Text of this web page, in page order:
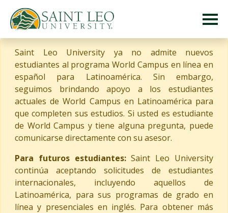
Saint Leo University ya no admite nuevos
estudiantes al programa World Campus en línea en
español para Latinoamérica. Sin embargo,
seguimos brindando apoyo a los estudiantes
actuales de World Campus en Latinoamérica para
que completen sus estudios. Si usted es estudiante
de World Campus y tiene alguna pregunta, puede
comunicarse directamente con su asesor.
Para futuros estudiantes:Saint Leo University
continúa aceptando solicitudes de estudiantes
internacionales, incluyendo aquellos de
Latinoamérica, para sus programas de grado en
línea y presenciales en inglés. Para obtener más